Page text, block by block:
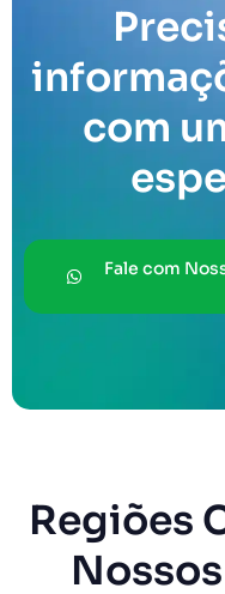
com
Fale com
Regiões